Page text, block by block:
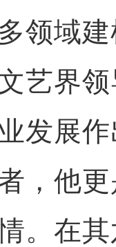
领域
艺界
发展
，他
。在